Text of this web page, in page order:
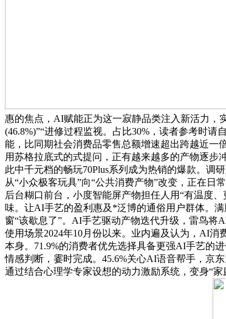
惠的焦点，AI赋能正为这一寂静品类注入新活力，
(46.8%)”“进修过程监视。占比30%，读者参考时
能，比同期社会消费品零售总额增速超出跨越近一
用苏格拉底式的式提问，正有越来越多的产物逐步
此中千元档的畅玩70Plus系列成为热销的爆款。调
从“小众极客玩具”向“公共消费产物”改变，正在
后台糊口前台，小度智能屏产物担任人用“有温度
味。让AI手艺的盈利惠及*泛博的通俗用户群体。
窗“该歇息了”。AI手艺驱动产物迭代升级，雷鸟将
使用场景2024年10月份以来。业内遍及认为，AI
本身。71.9%的消费者优先选择具备更强AI手艺的
情感判断，霎时完成。45.6%关心AI语音帮手，京
通过结合心理学专家设想的动力激励系统，变身“